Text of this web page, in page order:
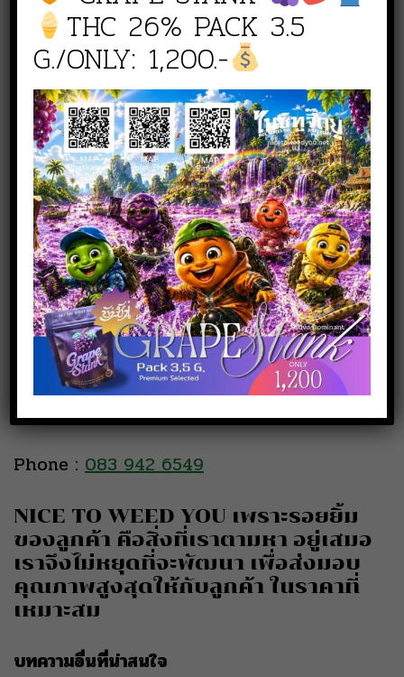
สั่งซื้อสินค้า
NICE TO WEED YOU สาขา
เพชรเกษม
line :@nicetoweedyou
Phone :080 519 5144
NICE TO WEED YOU สาขาตลาดพลู
line :@261mxojh
Phone : 083 942 6549
NICE TO WEED YOU เพราะรอยยิ้ม
ของลูกค้า คือสิ่งที่เราตามหา อยู่เสมอ
เราจึงไม่หยุดที่จะพัฒนา เพื่อส่งมอบ
คุณภาพสูงสุดให้กับลูกค้า ในราคาที่
เหมาะสม
บทความอื่นที่น่าสนใจ
THC 26% PACK 3.5
G./ONLY: 1,200.-